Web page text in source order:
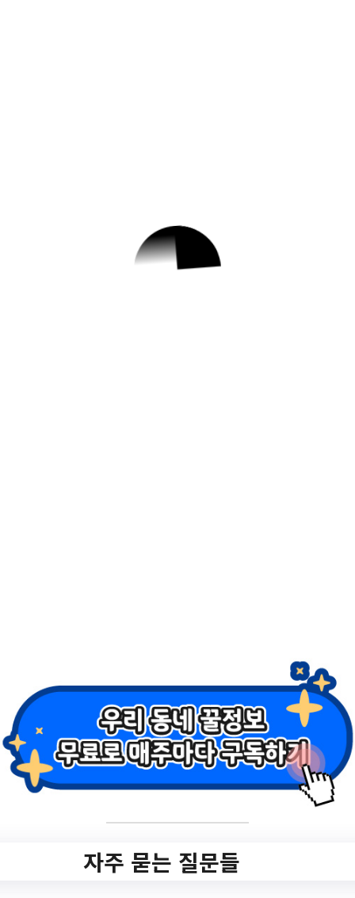
축계좌Ⅰ·Ⅱ" 신규
가입자 모집
✅ 지원 소식 상세 보기 ▼
https://www.hometip.so/bridge/2023년 주
민행복 지원사업(2차) 공고/?
url=https://www.siheung.go.kr/main/saeol/g
자주 묻는 질문들